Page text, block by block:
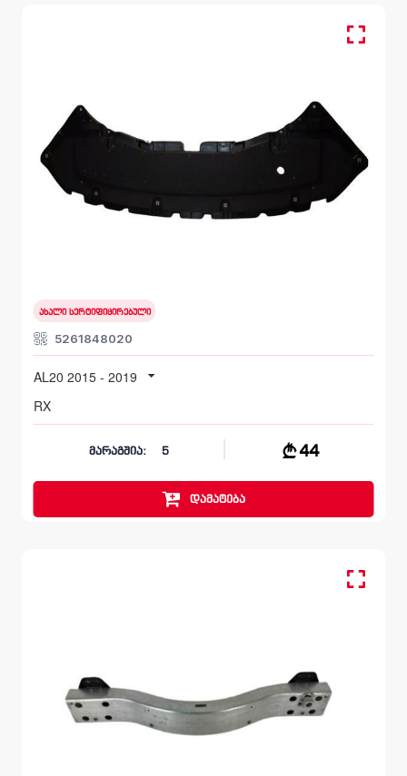
ქვედა ამოსაფარებელი, ბამპერი წინა
ახალი სერტიფიცირებული
5261848020
AL20 2015 - 2019
RX
მარაგშია: 5 44
დამატება